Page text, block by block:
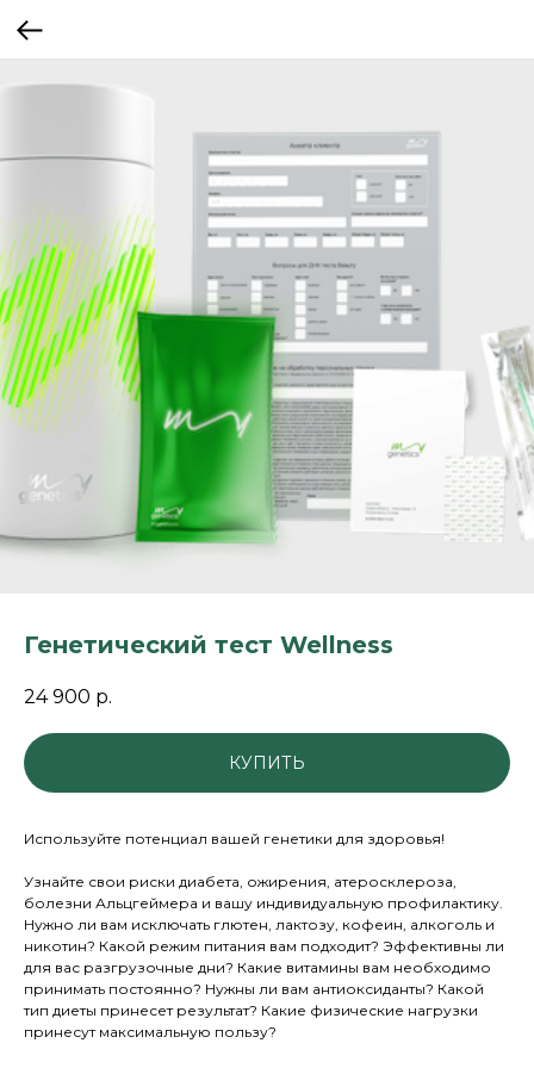
Генетический тест Wellness
24 900 р.
КУПИТЬ
Используйте потенциал вашей генетики для здоровья!
Узнайте свои риски диабета, ожирения, атеросклероза,
болезни Альцгеймера и вашу индивидуальную профилактику.
Нужно ли вам исключать глютен, лактозу, кофеин, алкоголь и
никотин? Какой режим питания вам подходит? Эффективны ли
для вас разгрузочные дни? Какие витамины вам необходимо
принимать постоянно? Нужны ли вам антиоксиданты? Какой
тип диеты принесет результат? Какие физические нагрузки
принесут максимальную пользу?